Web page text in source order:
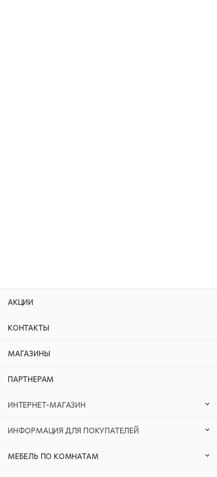
АКЦИИ
КОНТАКТЫ
МАГАЗИНЫ
ПАРТНЕРАМ
ИНТЕРНЕТ-МАГАЗИН
ИНФОРМАЦИЯ ДЛЯ ПОКУПАТЕЛЕЙ
МЕБЕЛЬ ПО КОМНАТАМ